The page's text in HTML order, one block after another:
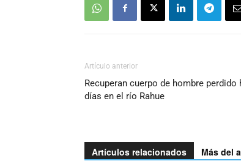
Artículo anterior
Recuperan cuerpo de hombre perdido
días en el río Rahue
Artículos relacionados Más del